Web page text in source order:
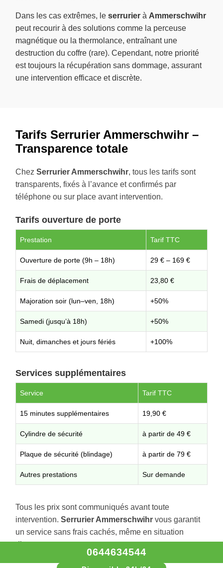
Dans les cas extrêmes, le serrurier à Ammerschwihr
peut recourir à des solutions comme la perceuse
magnétique ou la thermolance, entraînant une
destruction du coffre (rare). Cependant, notre priorité
est toujours la récupération sans dommage, assurant
une intervention efficace et discrète.
Tarifs Serrurier Ammerschwihr –
Transparence totale
Chez Serrurier Ammerschwihr, tous les tarifs sont
transparents, fixés à l’avance et confirmés par
téléphone ou sur place avant intervention.
Tarifs ouverture de porte
Prestation Tarif TTC
Ouverture de porte (9h – 18h) 29 € – 169 €
Frais de déplacement 23,80 €
Majoration soir (lun–ven, 18h) +50%
Samedi (jusqu’à 18h) +50%
Nuit, dimanches et jours fériés +100%
Services supplémentaires
Service Tarif TTC
15 minutes supplémentaires 19,90 €
Cylindre de sécurité à partir de 49 €
Plaque de sécurité (blindage) à partir de 79 €
Autres prestations Sur demande
Tous les prix sont communiqués avant toute
intervention. Serrurier Ammerschwihr vous garantit
un service sans frais cachés, même en situation
d’urgence.
0644634544